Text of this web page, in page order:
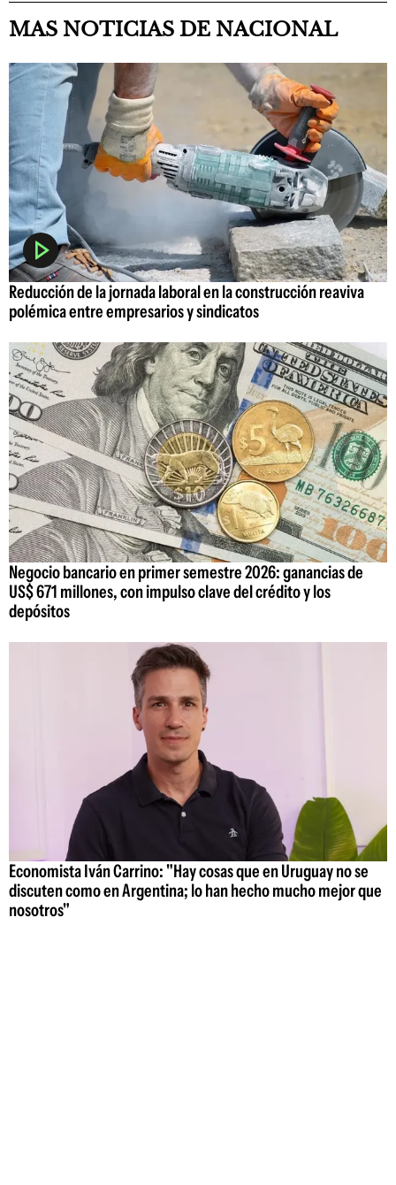
MAS NOTICIAS DE NACIONAL
Reducción de la jornada laboral en la construcción reaviva
polémica entre empresarios y sindicatos
Negocio bancario en primer semestre 2026: ganancias de
US$ 671 millones, con impulso clave del crédito y los
depósitos
Economista Iván Carrino: "Hay cosas que en Uruguay no se
discuten como en Argentina; lo han hecho mucho mejor que
nosotros"